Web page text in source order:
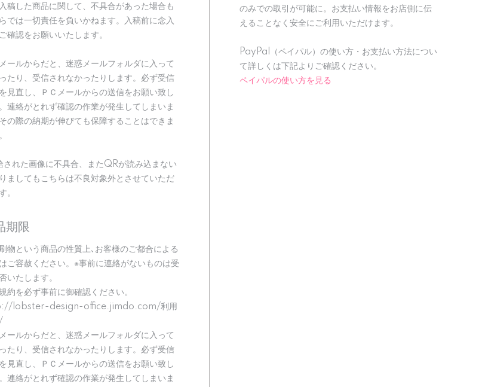
稿した商品に関して、不具合があった場合も
では一切責任を負いかねます。入稿前に念入
確認をお願いいたします。
ールからだと、迷惑メールフォルダに入って
たり、受信されなかったりします。必ず受信
見直し、ＰＣメールからの送信をお願い致し
連絡がとれず確認の作業が発生してしまいま
の際の納期が伸びても保障することはできま
された画像に不具合、またQRが読み込まない
ましてもこちらは不良対象外とさせていただ
。
期限
刷物という商品の性質上､お客様のご都合による
ご容赦ください。※事前に連絡がないものは受
いたします。
約を必ず事前に御確認ください。
lobster-design-office.jimdo.com/利用
ールからだと、迷惑メールフォルダに入って
たり、受信されなかったりします。必ず受信
見直し、ＰＣメールからの送信をお願い致し
連絡がとれず確認の作業が発生してしまいま
のみでの取引が可能に。お支払い情報をお店側に伝
えることなく安全にご利用いただけます。
PayPal（ペイパル）の使い方・お支払い方法につい
て詳しくは下記よりご確認ください。
ペイパルの使い方を見る